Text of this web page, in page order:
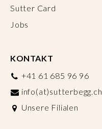
Sutter Card
Jobs
KONTAKT
+41 61 685 96 96
info(at)sutterbegg.ch
Unsere Filialen